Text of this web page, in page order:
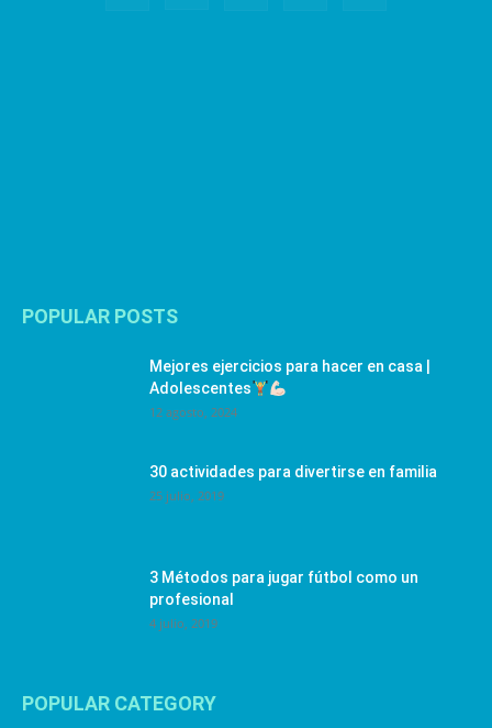
POPULAR POSTS
Mejores ejercicios para hacer en casa |
Adolescentes
12 agosto, 2024
30 actividades para divertirse en familia
25 julio, 2019
3 Métodos para jugar fútbol como un
profesional
4 julio, 2019
POPULAR CATEGORY